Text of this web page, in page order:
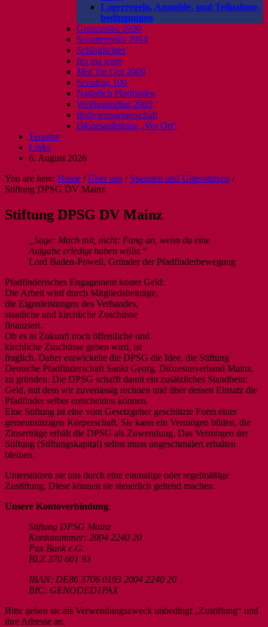
Lagerregeln, Anmelde- und Teilnahme-
bedingungen
Grenzenlos 2020
Scouttropolis 2014
Schlaglichter
fisi ma tente
Mut Tut Gut 2009
Scouting 100
Natürlich Pfadfinden
Weltjugendtag 2005
Bolivienpartnerschaft
Diözesanleitung „Vor Ort“
Termine
Links
6. August 2026
You are here: Home / Über uns / Spenden und Unterstützen /
Stiftung DPSG DV Mainz
Stiftung DPSG DV Mainz
„Sage: Mach mit, nicht: Fang an, wenn du eine
Aufgabe erledigt haben willst.“
Lord Baden-Powell, Gründer der Pfadfinderbewegung
Pfadfinderisches Engagement kostet Geld:
Die Arbeit wird durch Mitgliedsbeiträge,
die Eigenleistungen des Verbandes,
staatliche und kirchliche Zuschüsse
finanziert.
Ob es in Zukunft noch öffentliche und
kirchliche Zuschüsse geben wird, ist
fraglich. Daher entwickelte die DPSG die Idee, die Stiftung
Deutsche Pfadfinderschaft Sankt Georg, Diözesanverband Mainz,
zu gründen. Die DPSG schafft damit ein zusätzliches Standbein:
Geld, mit dem wir zuverlässig rechnen und über dessen Einsatz die
Pfadfinder selber entscheiden können.
Eine Stiftung ist eine vom Gesetzgeber geschützte Form einer
gemeinnützigen Körperschaft. Sie kann ein Vermögen bilden, die
Zinserträge erhält die DPSG als Zuwendung. Das Vermögen der
Stiftung (Stiftungskapital) selbst muss ungeschmälert erhalten
bleiben.
Unterstützen sie uns durch eine einmalige oder regelmäßige
Zustiftung. Diese können sie steuerlich geltend machen.
Unsere Kontoverbindung:
Stiftung DPSG Mainz
Kontonummer: 2004 2240 20
Pax Bank e.G.
BLZ 370 601 93
IBAN: DE86 3706 0193 2004 2240 20
BIC: GENODED1PAX
Bitte geben sie als Verwendungszweck unbedingt „Zustiftung“ und
ihre Adresse an.